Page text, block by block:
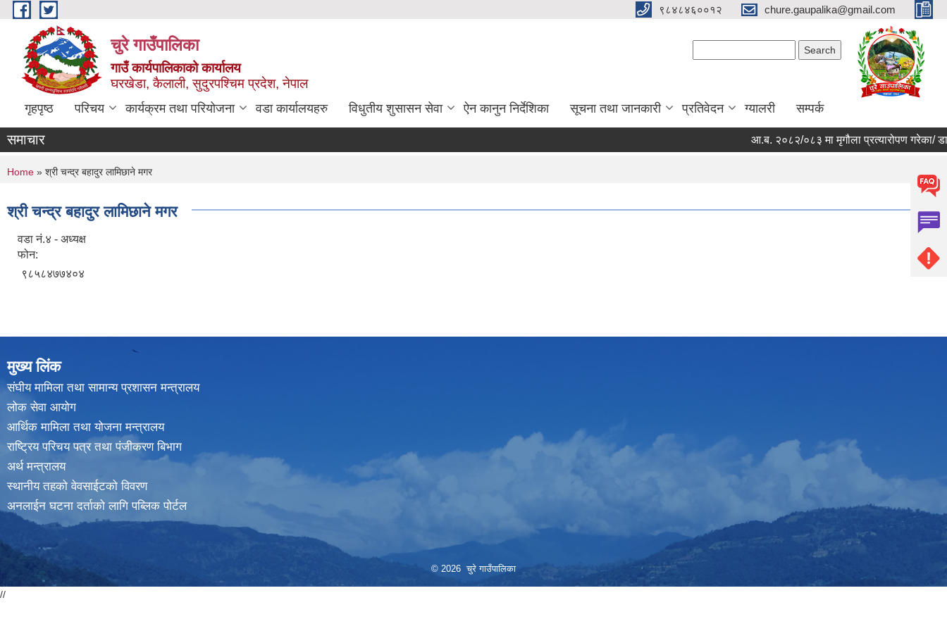
Skip to main content ९८४८४६००१२ chure.gaupalika@gmail.com
चुरे गाउँपालिका
गाउँ कार्यपालिकाको कार्यालय
घरखेडा, कैलाली, सुदुरपश्चिम प्रदेश, नेपाल
गृहपृष्ठ परिचय कार्यक्रम तथा परियोजना वडा कार्यालयहरु विधुतीय शुसासन सेवा ऐन कानुन निर्देशिका सूचना तथा जानकारी प्रतिवेदन ग्यालरी सम्पर्क
समाचार आ.ब. २०८२/०८३ मा मृगौला प्रत्यारोपण गरेका/
You are here
Home » श्री चन्द्र बहादुर लामिछाने मगर
श्री चन्द्र बहादुर लामिछाने मगर
वडा नं.४ - अध्यक्ष
फोन:
९८५८४७७४०४
मुख्य लिंक
संघीय मामिला तथा सामान्य प्रशासन मन्त्रालय
लोक सेवा आयोग
आर्थिक मामिला तथा योजना मन्त्रालय
राष्ट्रिय परिचय पत्र तथा पंजीकरण बिभाग
अर्थ मन्त्रालय
स्थानीय तहको वेवसाईटको विवरण
अनलाईन घटना दर्ताको लागि पब्लिक पोर्टल
© 2026 चुरे गाउँपालिका
//